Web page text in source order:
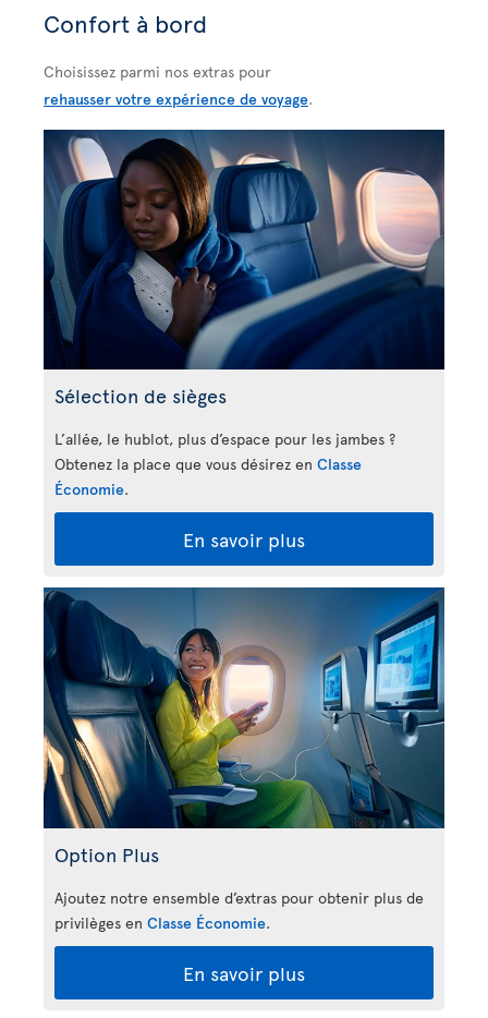
Confort à bord
Choisissez parmi nos extras pour
rehausser votre expérience de voyage.
Sélection de sièges
L’allée, le hublot, plus d’espace pour les jambes ?
Obtenez la place que vous désirez en Classe
Économie.
En savoir plus
Option Plus
Ajoutez notre ensemble d’extras pour obtenir plus de
privilèges en Classe Économie.
En savoir plus